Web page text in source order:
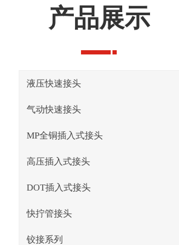
产品展示
液压快速接头
气动快速接头
MP全铜插入式接头
高压插入式接头
DOT插入式接头
快拧管接头
铰接系列